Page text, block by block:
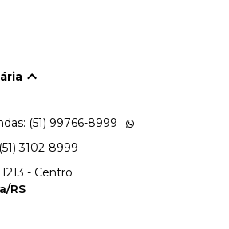
(51) 99766-8999
3102-8999
- Centro
RS